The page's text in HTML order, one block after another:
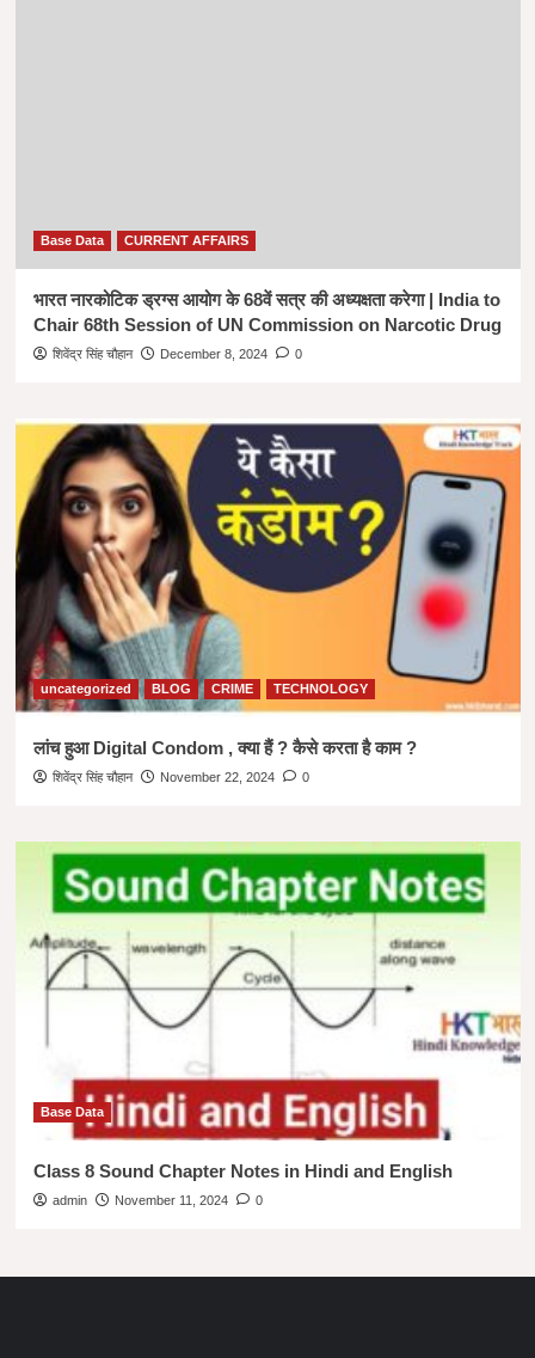
Base Data CURRENT AFFAIRS
भारत नारकोटिक ड्रग्स आयोग के 68वें सत्र की अध्यक्षता करेगा | India to
Chair 68th Session of UN Commission on Narcotic Drug
शिवेंद्र सिंह चौहान December 8, 2024 0
uncategorized BLOG CRIME TECHNOLOGY
लांच हुआ Digital Condom , क्या हैं ? कैसे करता है काम ?
शिवेंद्र सिंह चौहान November 22, 2024 0
Base Data
Class 8 Sound Chapter Notes in Hindi and English
admin November 11, 2024 0